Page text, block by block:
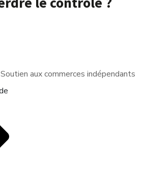
aux commerces indépendants